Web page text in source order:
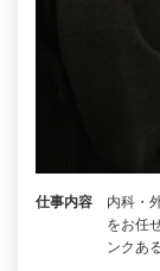
仕事内容
内科・
をお任
ンクあ